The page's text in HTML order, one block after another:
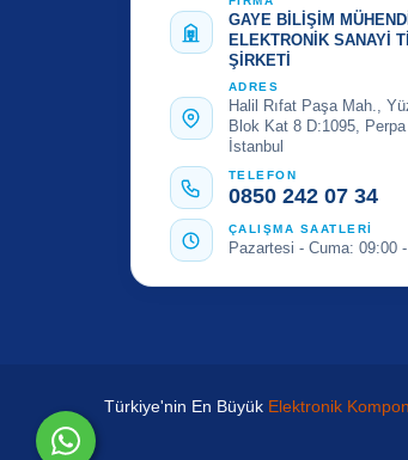
GAYE BİLİŞİM
ELEKTRONİK SANAYİ
ŞİRKETİ
ADRES
Halil Rıfat Paşa Mah.,
Blok Kat 8 D:1095,
İstanbul
TELEFON
0850 242 07 34
ÇALIŞMA SAATLERİ
Pazartesi - Cuma: 09:00
Türkiye'nin En Büyük Elektronik